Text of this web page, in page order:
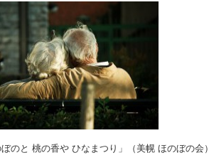
ぼのと 桃の香や ひなまつり」（美幌 ほのぼの会）